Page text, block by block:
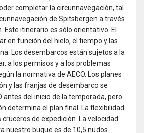
completar la circunnavegación, tal
de Spitsbergen a través
Este itinerario es sólo orientativo. El
en función del hielo, el tiempo y las
Los desembarcos están sujetos a la
a los permisos y a los problemas
la normativa de AECO. Los planes
y las franjas de desembarco se
antes del inicio de la temporada, pero
determina el plan final. La flexibilidad
de expedición. La velocidad
nuestro buque es de 10,5 nudos.